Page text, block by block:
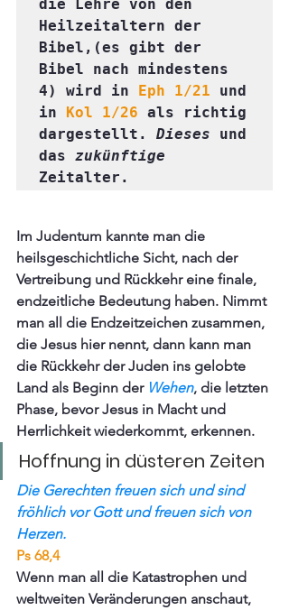
die Lehre von den
Heilzeitaltern der
Bibel,(es gibt der
Bibel nach mindestens
4) wird in Eph 1/21 und
in Kol 1/26 als richtig
dargestellt. Dieses und
das zukünftige
Zeitalter.
Im Judentum kannte man die
heilsgeschichtliche Sicht, nach der
Vertreibung und Rückkehr eine finale,
endzeitliche Bedeutung haben. Nimmt
man all die Endzeitzeichen zusammen,
die Jesus hier nennt, dann kann man
die Rückkehr der Juden ins gelobte
Land als Beginn der Wehen, die letzten
Phase, bevor Jesus in Macht und
Herrlichkeit wiederkommt, erkennen.
Hoffnung in düsteren Zeiten
Die Gerechten freuen sich und sind
fröhlich vor Gott und freuen sich von
Herzen.
Ps 68,4
Wenn man all die Katastrophen und
weltweiten Veränderungen anschaut,